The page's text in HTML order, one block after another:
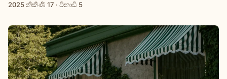
2025 නිකිණි 17 · විනාඩි 5